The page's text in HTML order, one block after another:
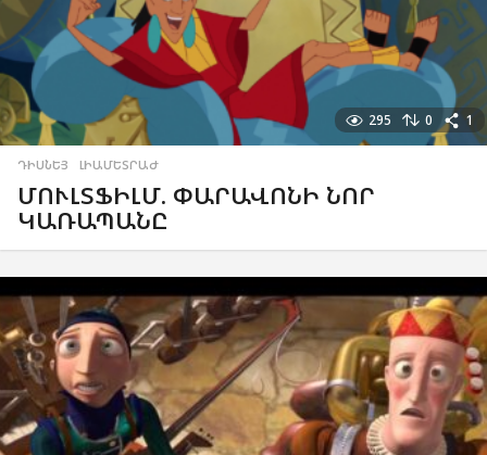
295 0 1
ԴԻՍՆԵՅ ,ԼԻԱՄԵՏՐԱԺ
ՄՈՒԼՏՖԻԼՄ. ՓԱՐԱՎՈՆԻ ՆՈՐ
ԿԱՌԱՊԱՆԸ